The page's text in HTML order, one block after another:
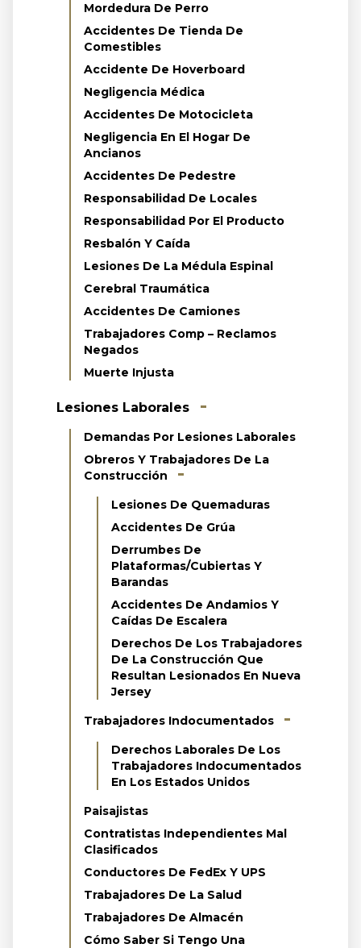
Mordedura De Perro
Accidentes De Tienda De
Comestibles
Accidente De Hoverboard
Negligencia Médica
Accidentes De Motocicleta
Negligencia En El Hogar De
Ancianos
Accidentes De Pedestre
Responsabilidad De Locales
Responsabilidad Por El Producto
Resbalón Y Caída
Lesiones De La Médula Espinal
Cerebral Traumática
Accidentes De Camiones
Trabajadores Comp – Reclamos
Negados
Muerte Injusta
Lesiones Laborales
Demandas Por Lesiones Laborales
Obreros Y Trabajadores De La
Construcción
Lesiones De Quemaduras
Accidentes De Grúa
Derrumbes De
Plataformas/cubiertas Y
Barandas
Accidentes De Andamios Y
Caídas De Escalera
Derechos De Los Trabajadores
De La Construcción Que
Resultan Lesionados En Nueva
Jersey
Trabajadores Indocumentados
Derechos Laborales De Los
Trabajadores Indocumentados
En Los Estados Unidos
Paisajistas
Contratistas Independientes Mal
Clasificados
Conductores De FedEx Y UPS
Trabajadores De La Salud
Trabajadores De Almacén
Cómo Saber Si Tengo Una